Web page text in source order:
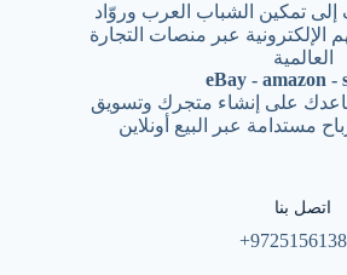
إلى تمكين الشباب العرب وروّاد
الإلكترونية عبر منصات التجارة
العالمية
eBay - amazon -
على إنشاء متجرك وتسويق
مستدامة عبر البيع أونلاين
اتصل بنا